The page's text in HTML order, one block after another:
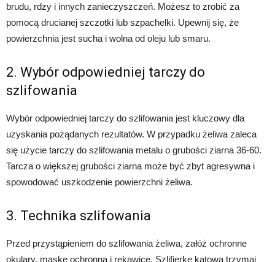
brudu, rdzy i innych zanieczyszczeń. Możesz to zrobić za
pomocą drucianej szczotki lub szpachelki. Upewnij się, że
powierzchnia jest sucha i wolna od oleju lub smaru.
2. Wybór odpowiedniej tarczy do
szlifowania
Wybór odpowiedniej tarczy do szlifowania jest kluczowy dla
uzyskania pożądanych rezultatów. W przypadku żeliwa zaleca
się użycie tarczy do szlifowania metalu o grubości ziarna 36-60.
Tarcza o większej grubości ziarna może być zbyt agresywna i
spowodować uszkodzenie powierzchni żeliwa.
3. Technika szlifowania
Przed przystąpieniem do szlifowania żeliwa, załóż ochronne
okulary, maskę ochronną i rękawice. Szlifierkę kątową trzymaj